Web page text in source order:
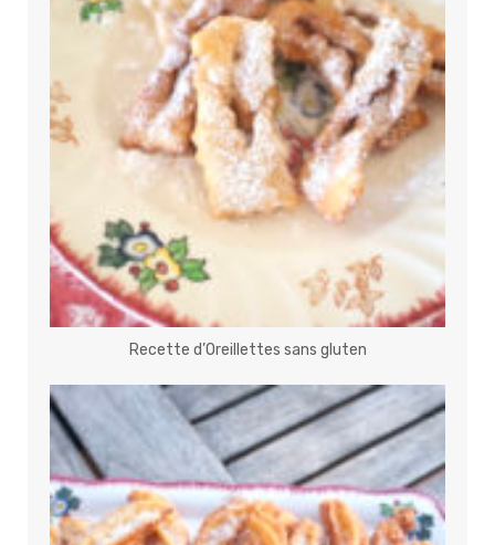
Recette d’Oreillettes sans gluten